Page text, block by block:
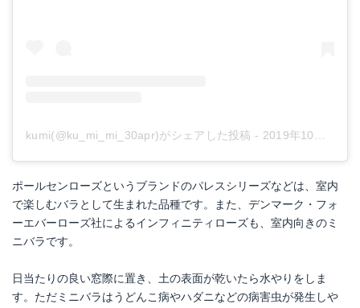
kumi(@ku_mi_mi_30apr)がシェアした投稿 - 2019年10月月27日午後9時17分PDT
ポールセンローズというブランドのパレスシリーズなどは、室内
で楽しむバラとして生まれた品種です。また、デンマーク・フォ
ーエバーローズ社によるインフィニティローズも、室内向きのミ
ニバラです。
日当たりの良い窓際に置き、土の表面が乾いたら水やりをしま
す。ただミニバラはうどんこ病やハダニなどの病害虫が発生しや